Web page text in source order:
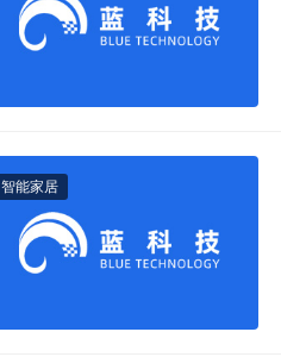
智能家居